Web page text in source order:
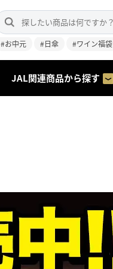
#お中元 #日傘 #ワイン福袋
JAL関連商品から探す